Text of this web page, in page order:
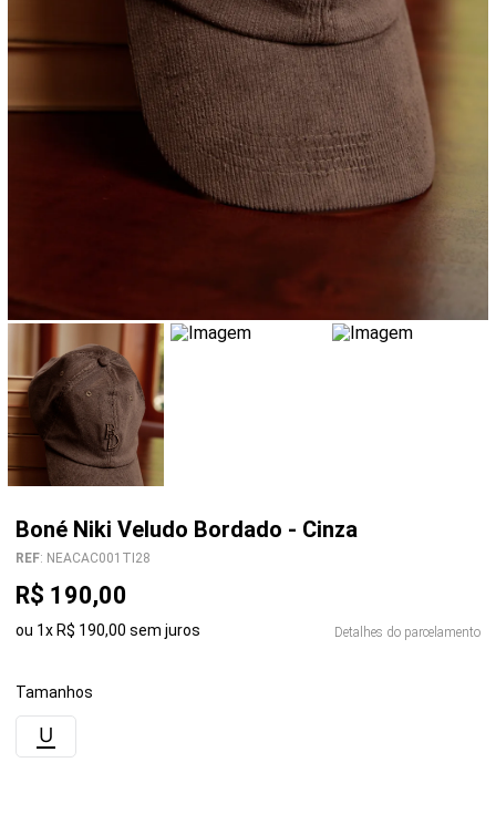
Boné Niki Veludo Bordado - Cinza
REF: NEACAC001TI28
R$ 190,00
ou 1x R$ 190,00 sem juros Detalhes do parcelamento
Tamanhos
U